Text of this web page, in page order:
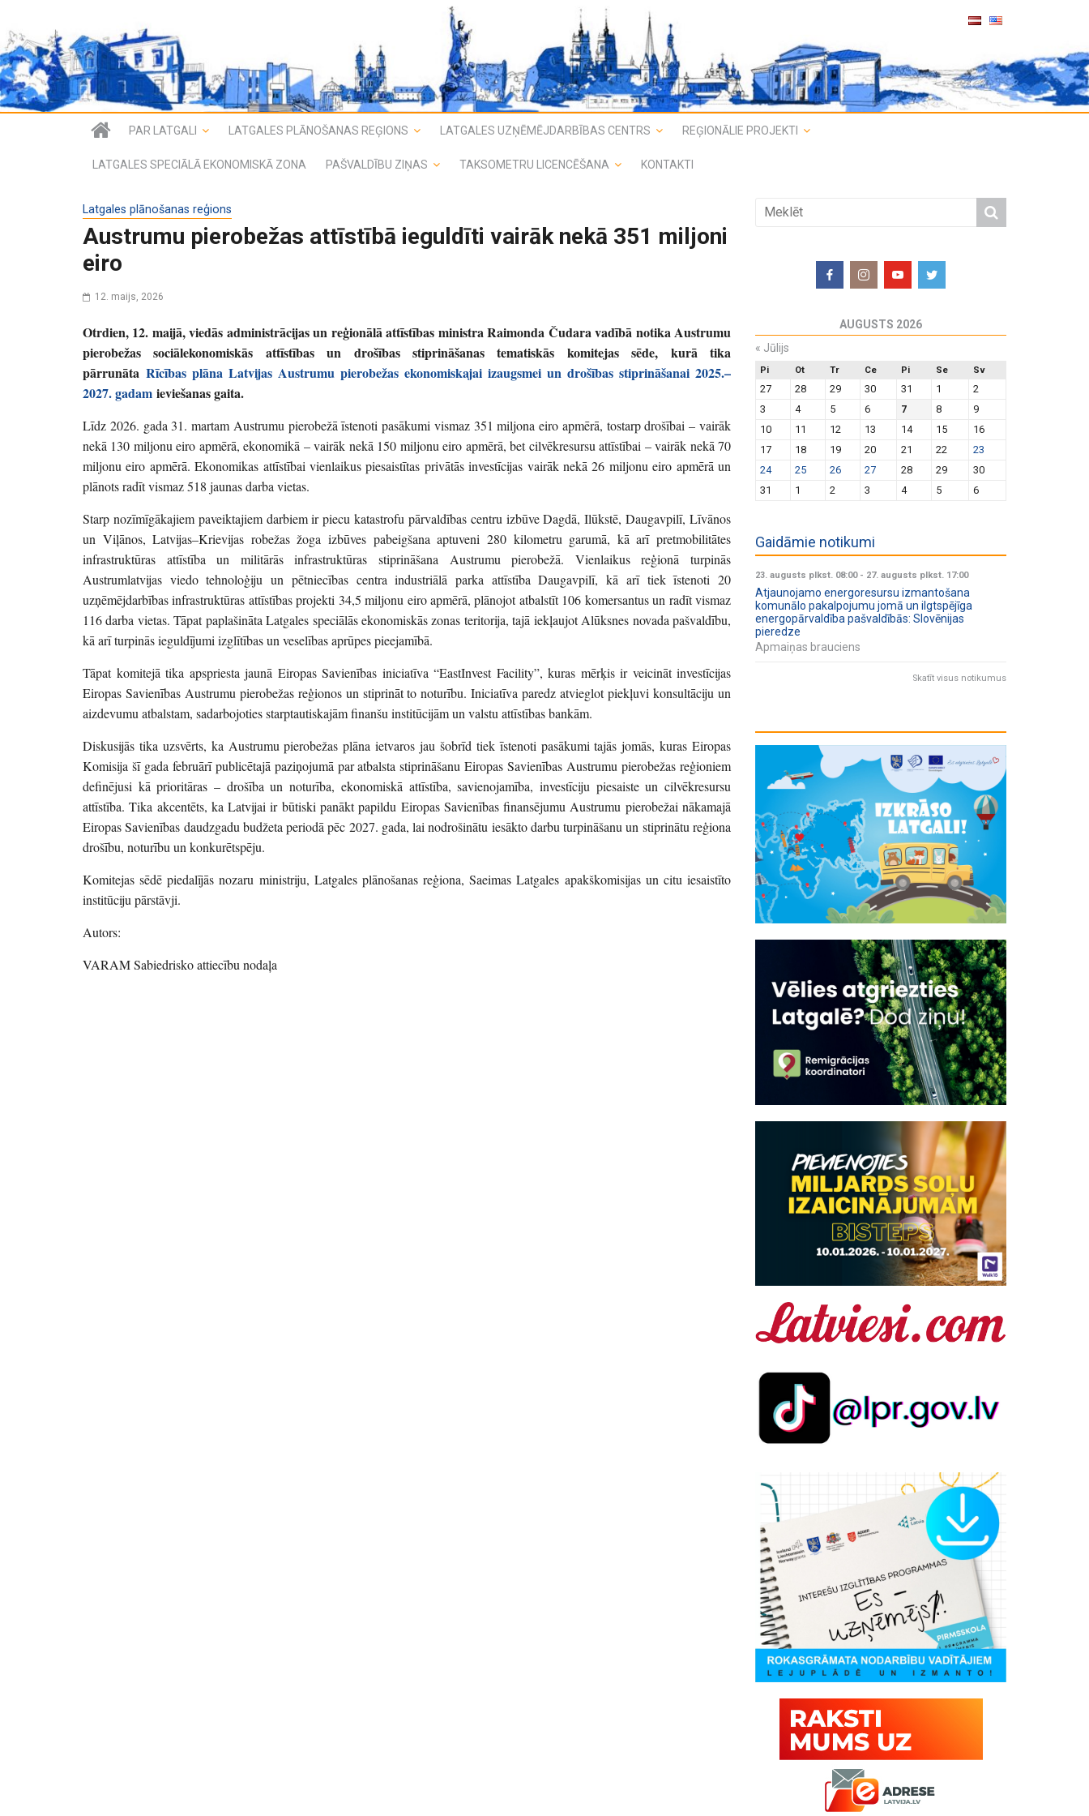
PAR LATGALI LATGALES PLĀNOŠANAS REĢIONS LATGALES UZŅĒMĒJDARBĪBAS CENTRS REĢIONĀLIE PROJEKTI
LATGALES SPECIĀLĀ EKONOMISKĀ ZONA PAŠVALDĪBU ZIŅAS TAKSOMETRU LICENCĒŠANA KONTAKTI
Latgales plānošanas reģions
Austrumu pierobežas attīstībā ieguldīti vairāk nekā 351 miljoni
eiro
12. maijs, 2026
Otrdien, 12. maijā, viedās administrācijas un reģionālā attīstības ministra Raimonda Čudara vadībā notika Austrumu
pierobežas sociālekonomiskās attīstības un drošības stiprināšanas tematiskās komitejas sēde, kurā tika
pārrunāta Rīcības plāna Latvijas Austrumu pierobežas ekonomiskajai izaugsmei un drošības stiprināšanai 2025.–
2027. gadam ieviešanas gaita.
Līdz 2026. gada 31. martam Austrumu pierobežā īstenoti pasākumi vismaz 351 miljona eiro apmērā, tostarp drošībai – vairāk
nekā 130 miljonu eiro apmērā, ekonomikā – vairāk nekā 150 miljonu eiro apmērā, bet cilvēkresursu attīstībai – vairāk nekā 70
miljonu eiro apmērā. Ekonomikas attīstībai vienlaikus piesaistītas privātās investīcijas vairāk nekā 26 miljonu eiro apmērā un
plānots radīt vismaz 518 jaunas darba vietas.
Starp nozīmīgākajiem paveiktajiem darbiem ir piecu katastrofu pārvaldības centru izbūve Dagdā, Ilūkstē, Daugavpilī, Līvānos
un Viļānos, Latvijas–Krievijas robežas žoga izbūves pabeigšana aptuveni 280 kilometru garumā, kā arī pretmobilitātes
infrastruktūras attīstība un militārās infrastruktūras stiprināšana Austrumu pierobežā. Vienlaikus reģionā turpinās
Austrumlatvijas viedo tehnoloģiju un pētniecības centra industriālā parka attīstība Daugavpilī, kā arī tiek īstenoti 20
uzņēmējdarbības infrastruktūras attīstības projekti 34,5 miljonu eiro apmērā, plānojot atbalstīt 106 komersantus un radīt vismaz
116 darba vietas. Tāpat paplašināta Latgales speciālās ekonomiskās zonas teritorija, tajā iekļaujot Alūksnes novada pašvaldību,
kā arī turpinās ieguldījumi izglītības un veselības aprūpes pieejamībā.
Tāpat komitejā tika apspriesta jaunā Eiropas Savienības iniciatīva “EastInvest Facility”, kuras mērķis ir veicināt investīcijas
Eiropas Savienības Austrumu pierobežas reģionos un stiprināt to noturību. Iniciatīva paredz atvieglot piekļuvi konsultāciju un
aizdevumu atbalstam, sadarbojoties starptautiskajām finanšu institūcijām un valstu attīstības bankām.
Diskusijās tika uzsvērts, ka Austrumu pierobežas plāna ietvaros jau šobrīd tiek īstenoti pasākumi tajās jomās, kuras Eiropas
Komisija šī gada februārī publicētajā paziņojumā par atbalsta stiprināšanu Eiropas Savienības Austrumu pierobežas reģioniem
definējusi kā prioritāras – drošība un noturība, ekonomiskā attīstība, savienojamība, investīciju piesaiste un cilvēkresursu
attīstība. Tika akcentēts, ka Latvijai ir būtiski panākt papildu Eiropas Savienības finansējumu Austrumu pierobežai nākamajā
Eiropas Savienības daudzgadu budžeta periodā pēc 2027. gada, lai nodrošinātu iesākto darbu turpināšanu un stiprinātu reģiona
drošību, noturību un konkurētspēju.
Komitejas sēdē piedalījās nozaru ministriju, Latgales plānošanas reģiona, Saeimas Latgales apakškomisijas un citu iesaistīto
institūciju pārstāvji.
Autors:
VARAM Sabiedrisko attiecību nodaļa
AUGUSTS 2026
« Jūlijs
Pi Ot Tr Ce Pi Se Sv
27 28 29 30 31 1
2
3
4 5 6 7 8
9
10
11 12 13 14 15
16
17
18 19 20 21 22
23
24
25 26 27 28 29
30
31
1 2 3 4 5 6
Gaidāmie notikumi
23. augusts plkst. 08:00- 27. augusts plkst. 17:00
Atjaunojamo energoresursu izmantošana
komunālo pakalpojumu jomā un ilgtspējīga
energopārvaldība pašvaldībās: Slovēnijas
pieredze
Apmaiņas brauciens
Skatīt visus notikumus